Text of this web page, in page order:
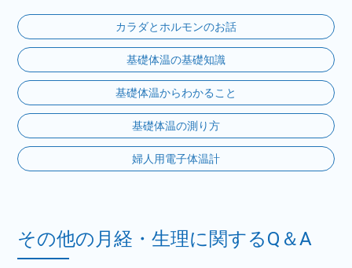
カラダとホルモンのお話
基礎体温の基礎知識
基礎体温からわかること
基礎体温の測り方
婦人用電子体温計
その他の月経・生理に関するQ＆A